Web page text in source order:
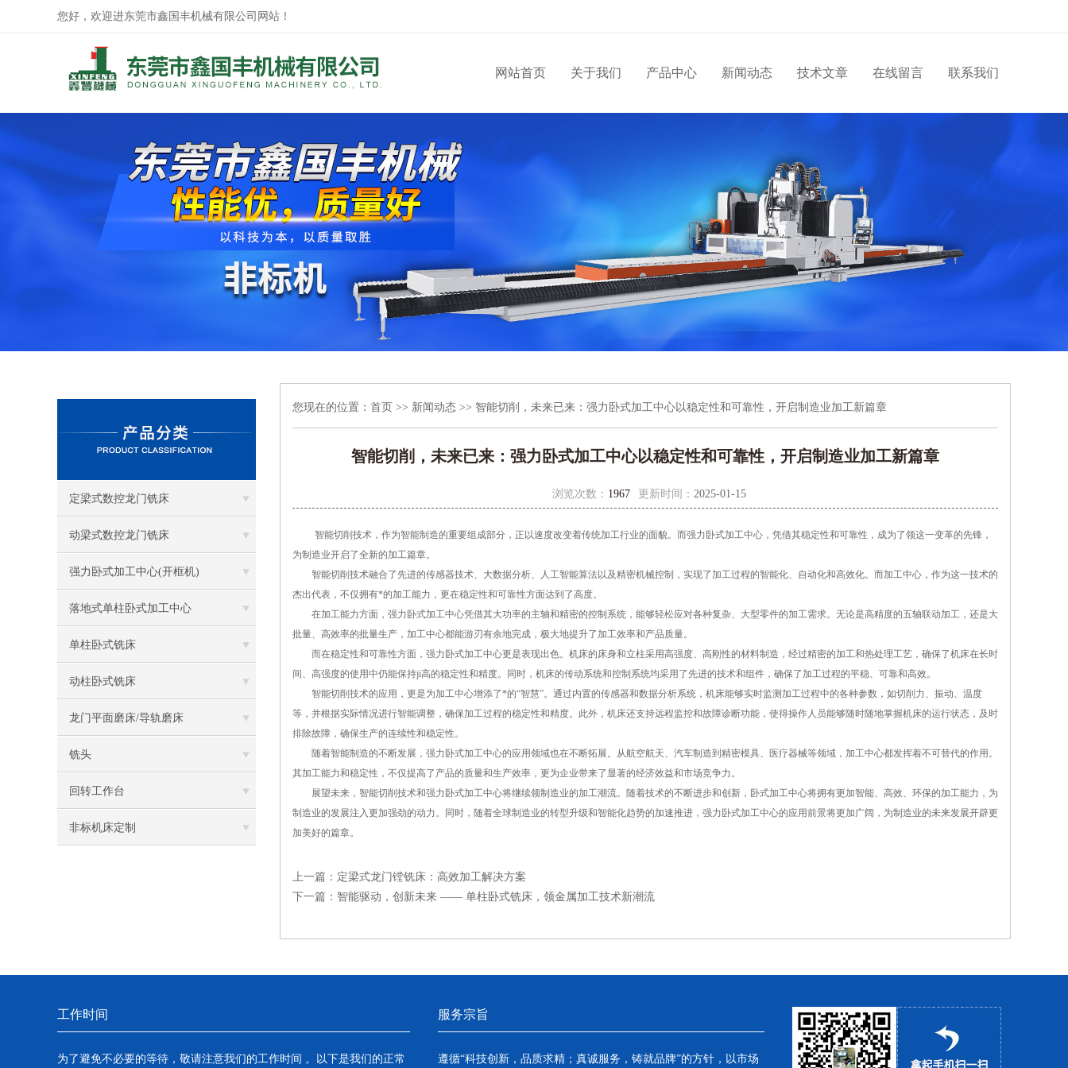
您好，欢迎进东莞市鑫国丰机械有限公司网站！
网站首页 关于我们 产品中心 新闻动态 技术文章 在线留言 联系我们
定梁式数控龙门铣床
动梁式数控龙门铣床
强力卧式加工中心(开框机)
落地式单柱卧式加工中心
单柱卧式铣床
动柱卧式铣床
龙门平面磨床/导轨磨床
铣头
回转工作台
非标机床定制
您现在的位置： 首页 >> 新闻动态 >> 智能切削，未来已来：强力卧式加工中心以稳定性和可靠性，开启制造业加工新篇章
智能切削，未来已来：强力卧式加工中心以稳定性和可靠性，开启制造业加工新篇章
浏览次数： 1967 更新时间： 2025-01-15
智能切削技术，作为智能制造的重要组成部分，正以速度改变着传统加工行业的面貌。而强力卧式加工中心，凭借其稳定性和可靠性，成为了领这一变革的先锋，
为制造业开启了全新的加工篇章。
智能切削技术融合了先进的传感器技术、大数据分析、人工智能算法以及精密机械控制，实现了加工过程的智能化、自动化和高效化。而加工中心，作为这一技术的
杰出代表，不仅拥有*的加工能力，更在稳定性和可靠性方面达到了高度。
在加工能力方面，强力卧式加工中心凭借其大功率的主轴和精密的控制系统，能够轻松应对各种复杂、大型零件的加工需求。无论是高精度的五轴联动加工，还是大
批量、高效率的批量生产，加工中心都能游刃有余地完成，极大地提升了加工效率和产品质量。
而在稳定性和可靠性方面，强力卧式加工中心更是表现出色。机床的床身和立柱采用高强度、高刚性的材料制造，经过精密的加工和热处理工艺，确保了机床在长时
间、高强度的使用中仍能保持ji高的稳定性和精度。同时，机床的传动系统和控制系统均采用了先进的技术和组件，确保了加工过程的平稳、可靠和高效。
智能切削技术的应用，更是为加工中心增添了*的“智慧”。通过内置的传感器和数据分析系统，机床能够实时监测加工过程中的各种参数，如切削力、振动、温度
等，并根据实际情况进行智能调整，确保加工过程的稳定性和精度。此外，机床还支持远程监控和故障诊断功能，使得操作人员能够随时随地掌握机床的运行状态，及时
排除故障，确保生产的连续性和稳定性。
随着智能制造的不断发展，强力卧式加工中心的应用领域也在不断拓展。从航空航天、汽车制造到精密模具、医疗器械等领域，加工中心都发挥着不可替代的作用。
其加工能力和稳定性，不仅提高了产品的质量和生产效率，更为企业带来了显著的经济效益和市场竞争力。
展望未来，智能切削技术和强力卧式加工中心将继续领制造业的加工潮流。随着技术的不断进步和创新，卧式加工中心将拥有更加智能、高效、环保的加工能力，为
制造业的发展注入更加强劲的动力。同时，随着全球制造业的转型升级和智能化趋势的加速推进，强力卧式加工中心的应用前景将更加广阔，为制造业的未来发展开辟更
加美好的篇章。
上一篇： 定梁式龙门镗铣床：高效加工解决方案
下一篇： 智能驱动，创新未来 —— 单柱卧式铣床，领金属加工技术新潮流
工作时间
为了避免不必要的等待，敬请注意我们的工作时间 。以下是我们的正常
服务宗旨
遵循“科技创新，品质求精；真诚服务，铸就品牌”的方针，以市场